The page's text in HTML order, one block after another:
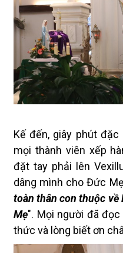
Kế đến, giây phút
mọi thành viên xếp
đặt tay phải lên
dâng mình cho Đức Mẹ
toàn thân con thuộc về
Mẹ". Mọi người đã
thức và lòng biết ơn